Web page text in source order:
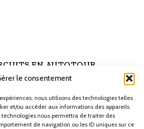
le consentement
nous utilisons des technologies telles
et/ou accéder aux informations des appareils.
nous permettra de traiter des
de navigation ou les ID uniques sur ce
EN AUTOTOUR
: 5 modèles prêts à adapter
06/2026